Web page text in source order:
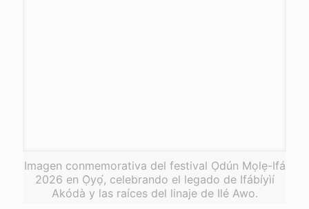
Imagen conmemorativa del festival Ọdún Mọlẹ-Ifá
2026 en Ọ̀yọ́, celebrando el legado de Ifábíyìí
Akódà y las raíces del linaje de Ilé Awo.